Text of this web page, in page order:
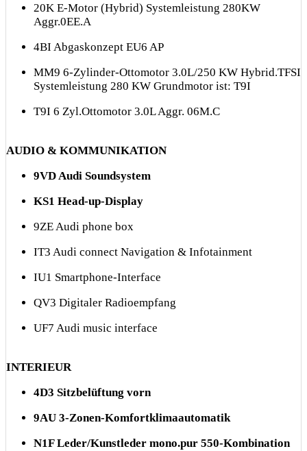
20K E-Motor (Hybrid) Systemleistung 280KW
Aggr.0EE.A
4BI Abgaskonzept EU6 AP
MM9 6-Zylinder-Ottomotor 3.0L/250 KW Hybrid.TFSI
Systemleistung 280 KW Grundmotor ist: T9I
T9I 6 Zyl.Ottomotor 3.0L Aggr. 06M.C
AUDIO & KOMMUNIKATION
9VD Audi Soundsystem
KS1 Head-up-Display
9ZE Audi phone box
IT3 Audi connect Navigation & Infotainment
IU1 Smartphone-Interface
QV3 Digitaler Radioempfang
UF7 Audi music interface
INTERIEUR
4D3 Sitzbelüftung vorn
9AU 3-Zonen-Komfortklimaautomatik
N1F Leder/Kunstleder mono.pur 550-Kombination